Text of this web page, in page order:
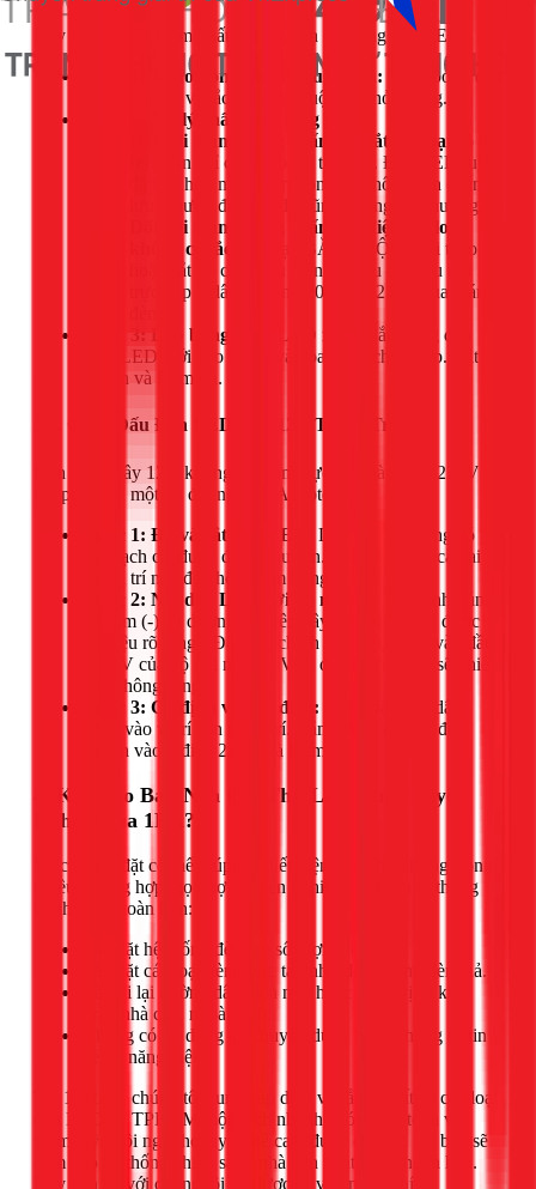
Đây là cách tiết kiệm nhất khi chuyển đổi sang đèn LED.
Bước 1: Tháo bóng huỳnh quang cũ: Tháo bóng đèn
huỳnh quang và tắc te (con chuột) ra khỏi máng.
Bước 2: Xử lý chấn lưu (tăng phô):
Đối với máng dùng chấn lưu sắt từ (loại có tắc
Bạn chỉ cần tháo tắc te là đủ. Đèn LED tuýp
đã tích hợp mạch bên trong và không cần chấn
lưu, nhưng để nó ở đó cũng không ảnh hưởng.
Đối với máng dùng chấn lưu điện tử (loại
không có tắc te):
Bạn BẮT BUỘC phải tháo
hoặc cắt bỏ chấn lưu điện tử. Sau đó, đấu nối
trực tiếp 2 dây nguồn 220V vào 2 đầu của máng
Bước 3: Lắp bóng tuýp LED mới:
Gắn bóng đèn
tuýp LED mới vào máng và xoay nhẹ cho khớp. Bật
nguồn và kiểm tra.
3.3. Cách Đấu Đèn LED Dây 12V Trang Trí
Đèn LED dây 12V không thể cắm trực tiếp vào điện 220V
mà phải qua một bộ đổi nguồn (Adapter).
Bước 1: Đo và cắt dây LED:
Dây LED thường có
các vạch cắt được đánh dấu sẵn. Bạn chỉ được cắt tại
các vị trí này để không làm hỏng mạch.
Bước 2: Nối dây LED với bộ nguồn:
Xác định đúng
cực âm (-) và dương (+) trên dây LED (thường được
ký hiệu rõ ràng). Đấu nối chính xác 2 cực này vào đầu
ra 12V của bộ đổi nguồn. Việc đấu ngược cực sẽ khiến
đèn không sáng.
Bước 3: Cố định và cấp điện: Dán hoặc nẹp dây
LED vào vị trí cần trang trí. Cắm phích của bộ đổi
nguồn vào ổ điện 220V và kiểm tra.
4. Khi Nào Bạn Nên Gọi Thợ Lắp Đèn Chuyên
Nghiệp của 1Fix?
Việc tự lắp đặt có thể giúp bạn tiết kiệm chi phí, nhưng trong
nhiều trường hợp, gọi thợ chuyên nghiệp là lựa chọn thông
minh và an toàn hơn:
Lắp đặt hệ thống đèn với số lượng lớn.
Lắp đặt các loại đèn phức tạp như đèn chùm, đèn thả.
Cần đi lại đường dây điện mới hoặc lắp ở vị trí khó
(trần nhà cao, ngoài trời).
Không có đủ dụng cụ chuyên dụng hoặc không tự tin
về kỹ năng điện.
Tại 1Fix.vn, chúng tôi cung cấp dịch vụ lắp đặt tất cả các loại
đèn LED tại TPHCM một cách nhanh chóng, an toàn và
thẩm mỹ. Đội ngũ thợ tay nghề cao, được đào tạo bài bản sẽ
đảm bảo hệ thống chiếu sáng nhà bạn hoạt động hoàn hảo.
Hãy liên hệ với chúng tôi để được tư vấn miễn phí!